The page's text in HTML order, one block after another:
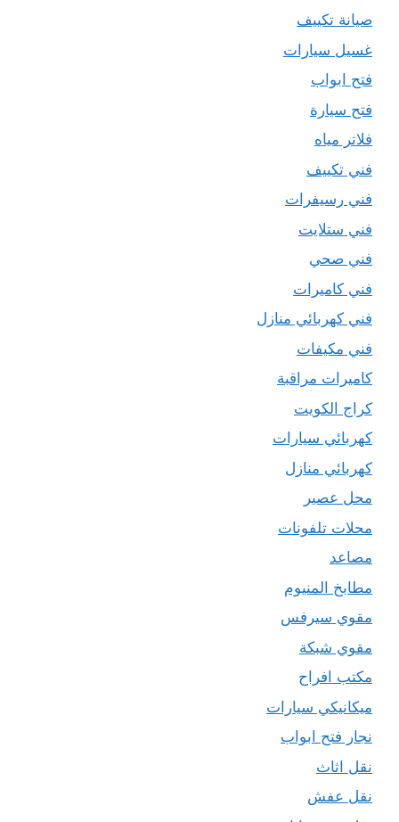
صيانة تكييف
غسيل سيارات
فتح ابواب
فتح سيارة
فلاتر مياه
فني تكييف
فني رسيفرات
فني ستلايت
فني صحي
فني كاميرات
فني كهربائي منازل
فني مكيفات
كاميرات مراقبة
كراج الكويت
كهربائي سيارات
كهربائي منازل
محل عصير
محلات تلفونات
مصاعد
مطابخ المنيوم
مقوي سيرفس
مقوي شبكة
مكتب افراح
ميكانيكي سيارات
نجار فتح ابواب
نقل اثاث
نقل عفش